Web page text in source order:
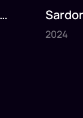
2024
4
meni
2024